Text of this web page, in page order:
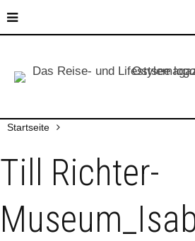
Startseite
Till Richter-